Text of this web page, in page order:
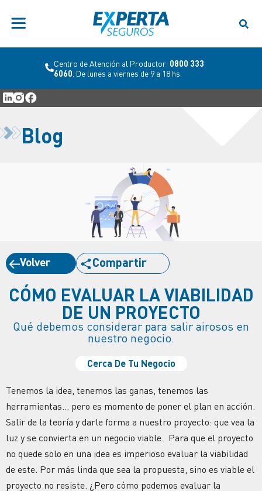
Centro de Atención al Productor: 0800 333
6060 . De lunes a viernes de 9 a 18 hs.
Blog
Volver Compartir
CÓMO EVALUAR LA VIABILIDAD
DE UN PROYECTO
Qué debemos considerar para salir airosos en
nuestro negocio.
Cerca De Tu Negocio
Tenemos la idea, tenemos las ganas, tenemos las
herramientas… pero es momento de poner el plan en acción.
Salir de la teoría y darle forma a nuestro proyecto: que vea la
luz y se convierta en un negocio viable. Para que el proyecto
no quede solo en una idea es imperioso evaluar la viabilidad
de este. Por más linda que sea la propuesta, sino es viable el
proyecto no resiste. ¿Pero cómo podemos evaluar la